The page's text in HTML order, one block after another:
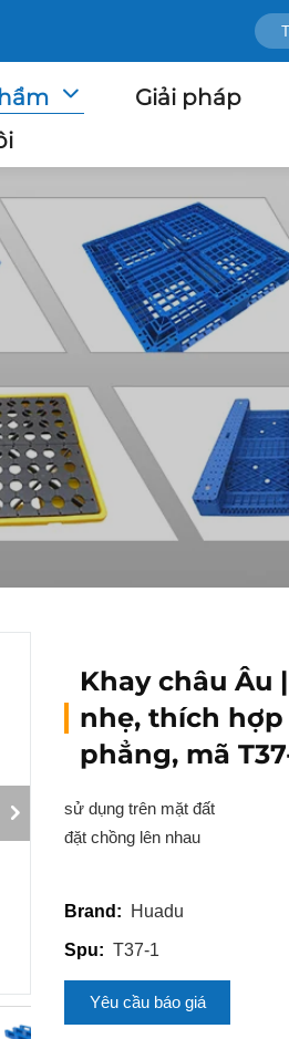
Giải pháp
Khay châu Âu
nhẹ, thích
phẳng, mã
sử dụng trên mặt đất
đặt chồng lên nhau
Brand: Huadu
Spu: T37-1
Yêu cầu báo giá